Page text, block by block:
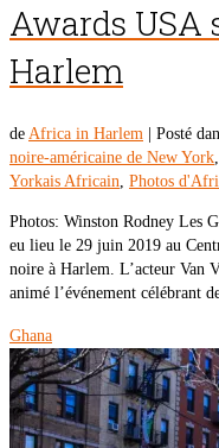
Awards USA
Harlem
de Africa in Harlem Posté
noire-américaine de New York,
Yorkais Africain, Photos
Photos: Winston Rodney Les
eu lieu le 29 juin 2019 au
noire à Harlem. L’acteur Van
animé l’événement célébrant
Ghana